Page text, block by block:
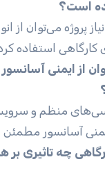
است؟
پروژه می‌توان از
کارگاهی استفاده
از ایمنی
منظم و
آسانسور
چه تاثیری بر